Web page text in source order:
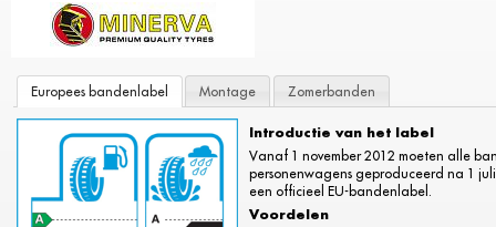
Europees bandenlabel Montage Zomerbanden
Introductie van het label
Vanaf 1 november 2012 moeten alle
personenwagens geproduceerd na 1
een officieel EU-bandenlabel.
Voordelen